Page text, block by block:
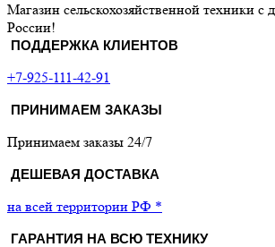
Магазин сельскохозяйственной техники с
России!
ПОДДЕРЖКА КЛИЕНТОВ
+7-925-111-42-91
ПРИНИМАЕМ ЗАКАЗЫ
Принимаем заказы 24/7
ДЕШЕВАЯ ДОСТАВКА
на всей территории РФ *
ГАРАНТИЯ НА ВСЮ ТЕХНИКУ